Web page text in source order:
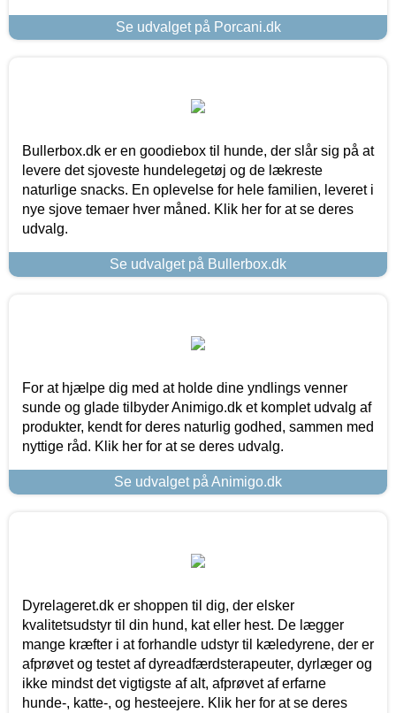
Se udvalget på Porcani.dk
Bullerbox.dk er en goodiebox til hunde, der slår sig på at
levere det sjoveste hundelegetøj og de lækreste
naturlige snacks. En oplevelse for hele familien, leveret i
nye sjove temaer hver måned. Klik her for at se deres
udvalg.
Se udvalget på Bullerbox.dk
For at hjælpe dig med at holde dine yndlings venner
sunde og glade tilbyder Animigo.dk et komplet udvalg af
produkter, kendt for deres naturlig godhed, sammen med
nyttige råd. Klik her for at se deres udvalg.
Se udvalget på Animigo.dk
Dyrelageret.dk er shoppen til dig, der elsker
kvalitetsudstyr til din hund, kat eller hest. De lægger
mange kræfter i at forhandle udstyr til kæledyrene, der er
afprøvet og testet af dyreadfærdsterapeuter, dyrlæger og
ikke mindst det vigtigste af alt, afprøvet af erfarne
hunde-, katte-, og hesteejere. Klik her for at se deres